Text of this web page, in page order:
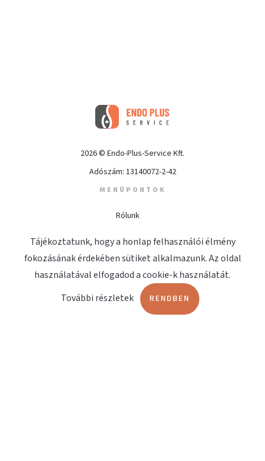
2026 © Endo-Plus-Service Kft.
Adószám: 13140072-2-42
MENÜPONTOK
Rólunk
Szolgáltatások
Megjelenések
Kapcsolat
OLDALAK
Tájékoztatunk, hogy a honlap felhasználói élmény
fokozásának érdekében sütiket alkalmazunk. Az oldal
használatával elfogadod a cookie-k használatát.
További részletek
RENDBEN